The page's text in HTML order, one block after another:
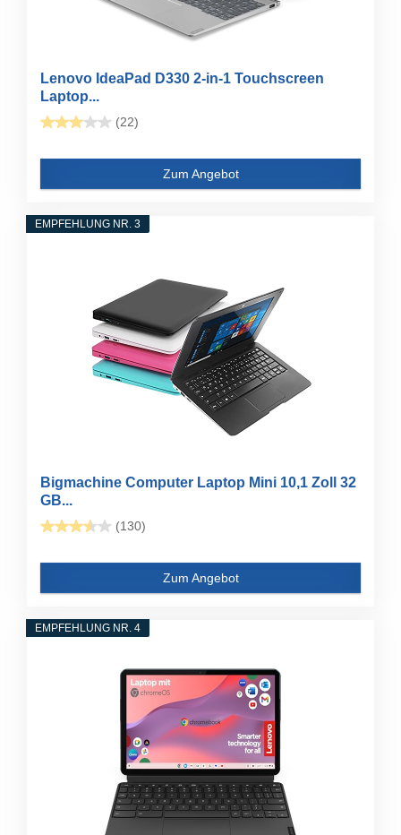
Lenovo IdeaPad D330 2-in-1 Touchscreen
Laptop...
(22)
Zum Angebot
EMPFEHLUNG NR. 3
Bigmachine Computer Laptop Mini 10,1 Zoll 32
GB...
(130)
Zum Angebot
EMPFEHLUNG NR. 4